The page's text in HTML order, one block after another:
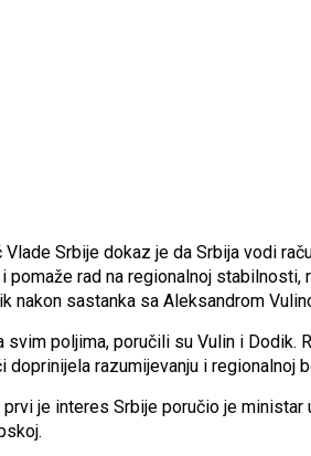
Srbije dokaz je da Srbija vodi
pomaže rad na regionalnoj
nakon sastanka sa Aleksandrom
svim poljima, poručili su Vulin i Dodik.
doprinijela razumijevanju i regionalnoj
je interes Srbije poručio je ministar